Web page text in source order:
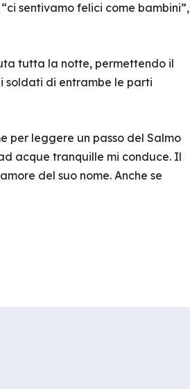
sentivamo felici come bambini”,
tutta la notte, permettendo il
soldati di entrambe le parti
per leggere un passo del Salmo
acque tranquille mi conduce. Il
del suo nome. Anche se